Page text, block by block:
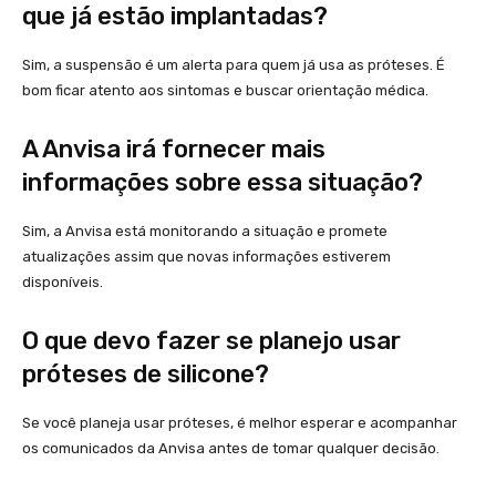
que já estão implantadas?
Sim, a suspensão é um alerta para quem já usa as próteses. É
bom ficar atento aos sintomas e buscar orientação médica.
A Anvisa irá fornecer mais
informações sobre essa situação?
Sim, a Anvisa está monitorando a situação e promete
atualizações assim que novas informações estiverem
disponíveis.
O que devo fazer se planejo usar
próteses de silicone?
Se você planeja usar próteses, é melhor esperar e acompanhar
os comunicados da Anvisa antes de tomar qualquer decisão.